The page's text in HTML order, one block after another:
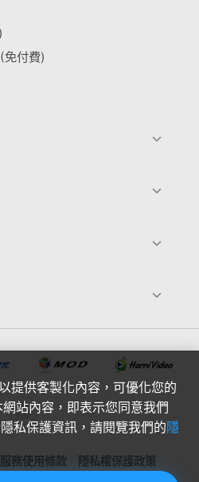
免付費)
服務使用條款 隱私權保護政策
提供客製化內容，可優化您的
站內容，即表示您同意我們
私保護資訊，請閱覽我們的隱